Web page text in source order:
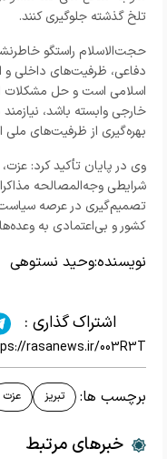
تلخ گذشته جلوگیری کنند.
حجت‌الاسلام راستگو
دفاعی، ظرفیت‌های داخلی و
اسلامی است و حل مشکلات
خارجی وابسته باشد،
بهره‌گیری از ظرفیت‌های
وی در پایان تأکید کرد:
شرایطی وجه‌المصالحه
تصمیم‌گیری در عرصه سیاست
کشور و بی‌اعتمادی به
نویسنده:وحید نستوهی
اشتراک گذاری :
rasanews.ir/003R3T
برچسب ها: تبریز عزت
خبرهای مرتبط